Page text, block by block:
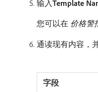
输入​Template
您可以在​ 价格警
通读现有内容，